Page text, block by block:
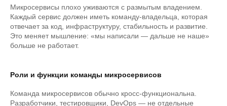
Микросервисы плохо уживаются с размытым владением.
Каждый сервис должен иметь команду-владельца, которая
отвечает за код, инфраструктуру, стабильность и развитие.
Это меняет мышление: «мы написали — дальше не наше»
больше не работает.
Роли и функции команды микросервисов
Команда микросервисов обычно кросс-функциональна.
Разработчики, тестировщики, DevOps — не отдельные